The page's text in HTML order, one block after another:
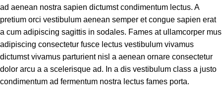
ad aenean nostra sapien dictumst condimentum lectus. A
pretium orci vestibulum aenean semper et congue sapien erat
a cum adipiscing sagittis in sodales. Fames at ullamcorper mus
adipiscing consectetur fusce lectus vestibulum vivamus
dictumst vivamus parturient nisl a aenean ornare consectetur
dolor arcu a a scelerisque ad. In a dis vestibulum class a justo
condimentum ad fermentum nostra lectus fames porta.